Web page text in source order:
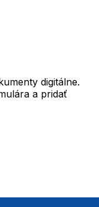
digitálne.
a pridať